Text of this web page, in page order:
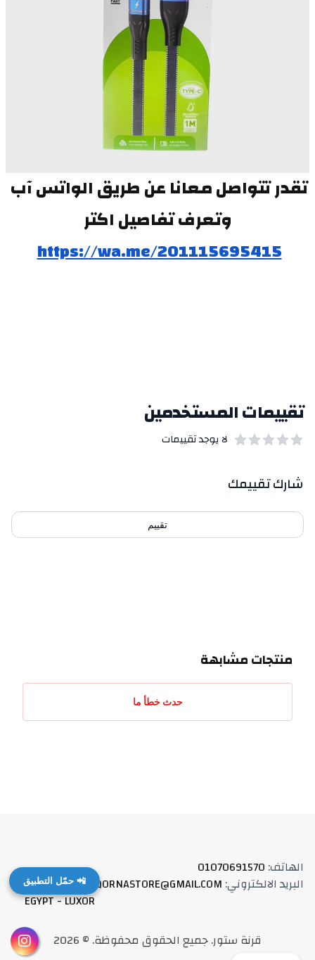
📲 حمّل التطبيق
وتعرف تفاصيل اكتر
https://wa.me/201115695415
تقييمات المستخدمين
لا يوجد تقييمات
بيانات التقييمات
شارك تقييمك
تقييم
منتجات مشابهة
حدث خطأ ما
الهاتف:
01070691570
البريد الالكتروني:
QORNASTORE@GMAIL.COM العنوان:
EGYPT - LUXOR
قرنة ستور.جميع الحقوق محفوظة. ©
2026